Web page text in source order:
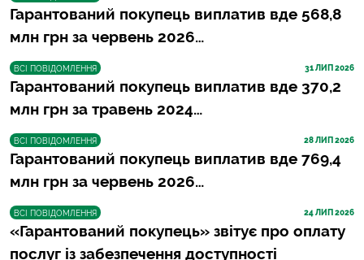
Гарантований покупець виплатив вде 568,8
млн грн за червень 2026…
ВСІ ПОВІДОМЛЕННЯ 31 ЛИП 2026
Гарантований покупець виплатив вде 370,2
млн грн за травень 2024…
ВСІ ПОВІДОМЛЕННЯ 28 ЛИП 2026
Гарантований покупець виплатив вде 769,4
млн грн за червень 2026…
ВСІ ПОВІДОМЛЕННЯ 24 ЛИП 2026
«Гарантований покупець» звітує про оплату
послуг із забезпечення доступності